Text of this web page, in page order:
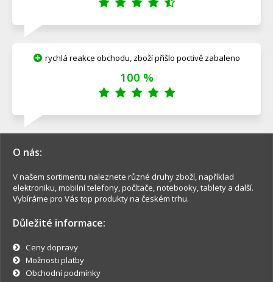
rychlá reakce obchodu, zboží přišlo poctivě zabaleno
100 %
O nás:
V našem sortimentu naleznete různé druhy zboží, například
elektroniku, mobilní telefony, počítače, notebooky, tablety a další.
Vybíráme pro Vás top produkty na českém trhu.
Důležité informace:
Ceny dopravy
Možnosti platby
Obchodní podmínky